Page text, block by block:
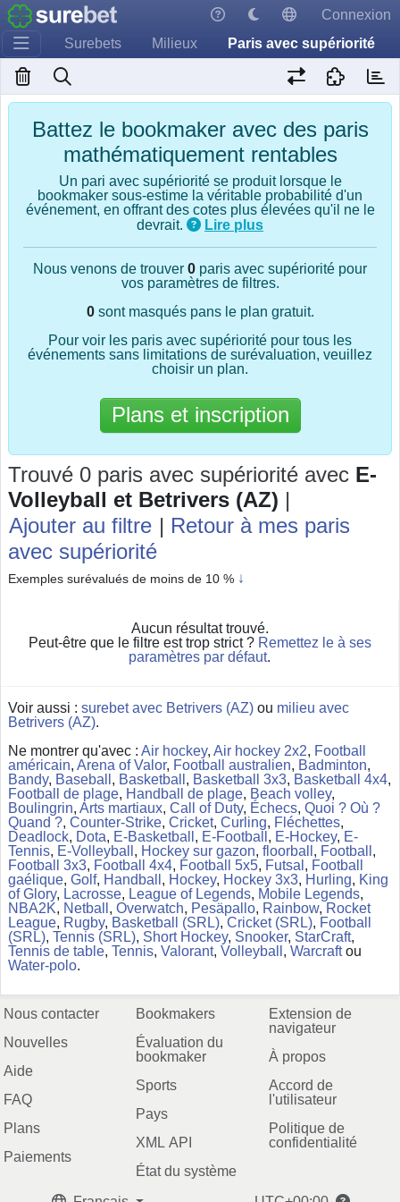
Surebets Milieux Paris avec supériorité
Connexion
Battez le bookmaker avec des paris
mathématiquement rentables
Un pari avec supériorité se produit lorsque le
bookmaker sous-estime la véritable probabilité d'un
événement, en offrant des cotes plus élevées qu'il ne le
devrait.
Lire plus
Nous venons de trouver 0 paris avec supériorité pour
vos paramètres de filtres.
0sont masqués pans le plan gratuit.
Pour voir les paris avec supériorité pour tous les
événements sans limitations de surévaluation, veuillez
choisir un plan.
Plans et inscription
Trouvé 0 paris avec supériorité avec E-
Volleyball et Betrivers (AZ) |
Ajouter au filtre | Retour à mes paris
avec supériorité
Exemples surévalués de moins de 10 % ↓
Aucun résultat trouvé.
Peut-être que le filtre est trop strict ? Remettez le à ses
paramètres par défaut.
Voir aussi : surebet avec Betrivers (AZ) ou milieu avec
Betrivers (AZ).
Ne montrer qu'avec : Air hockey, Air hockey 2x2, Football
américain, Arena of Valor, Football australien, Badminton,
Bandy, Baseball , Basketball , Basketball 3x3, Basketball 4x4,
Football de plage, Handball de plage, Beach volley,
Boulingrin, Arts martiaux, Call of Duty, Échecs, Quoi ? Où ?
Quand ?, Counter-Strike, Cricket, Curling, Fléchettes,
Deadlock, Dota, E-Basketball , E-Football , E-Hockey, E-
Tennis, E-Volleyball , Hockey sur gazon, floorball , Football ,
Football 3x3, Football 4x4, Football 5x5, Futsal , Football
gaélique, Golf, Handball , Hockey, Hockey 3x3, Hurling, King
of Glory, Lacrosse, League of Legends, Mobile Legends,
NBA2K, Netball , Overwatch, Pesäpallo, Rainbow, Rocket
League, Rugby, Basketball (SRL), Cricket (SRL), Football
(SRL), Tennis (SRL), Short Hockey, Snooker, StarCraft,
Tennis de table, Tennis, Valorant, Volleyball , Warcraftou
Water-polo.
Nous contacter
Nouvelles
Aide
FAQ
Plans
Paiements
Bookmakers
Évaluation du
bookmaker
Sports
Pays
XML API
État du système
Extension de
navigateur
À propos
Accord de
l'utilisateur
Politique de
confidentialité